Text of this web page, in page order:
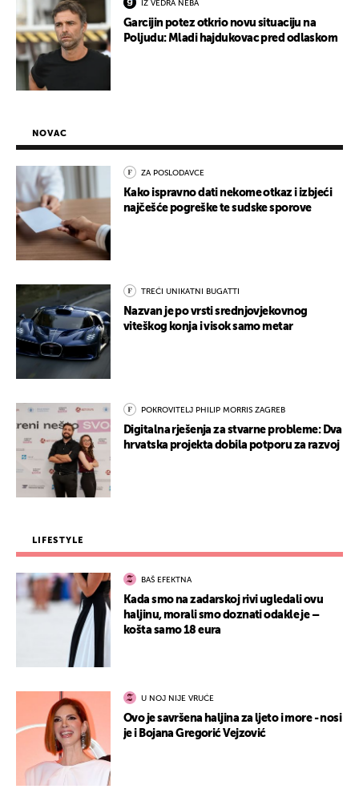
IZ VEDRA NEBA
Garcijin potez otkrio novu situaciju na
Poljudu: Mladi hajdukovac pred odlaskom
NOVAC
ZA POSLODAVCE
Kako ispravno dati nekome otkaz i izbjeći
najčešće pogreške te sudske sporove
TREĆI UNIKATNI BUGATTI
Nazvan je po vrsti srednjovjekovnog
viteškog konja i visok samo metar
POKROVITELJ PHILIP MORRIS ZAGREB
Digitalna rješenja za stvarne probleme: Dva
hrvatska projekta dobila potporu za razvoj
LIFESTYLE
BAŠ EFEKTNA
Kada smo na zadarskoj rivi ugledali ovu
haljinu, morali smo doznati odakle je –
košta samo 18 eura
U NOJ NIJE VRUĆE
Ovo je savršena haljina za ljeto i more - nosi
je i Bojana Gregorić Vejzović